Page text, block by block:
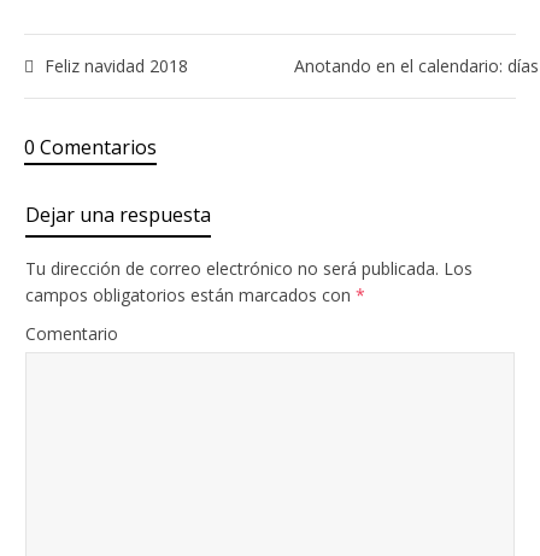
Feliz navidad 2018 Anotando en el calendario:
0 Comentarios
Dejar una respuesta
Tu dirección de correo electrónico no será publicada. Los
campos obligatorios están marcados con *
Comentario